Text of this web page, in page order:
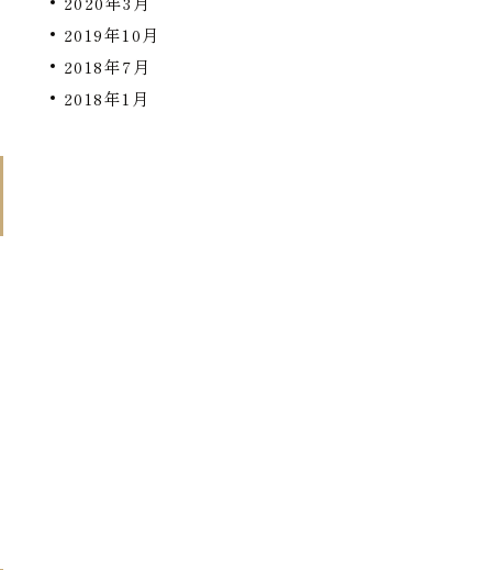
2019年10月
2018年7月
2018年1月